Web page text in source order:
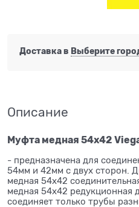
Доставка в Выберите
Описание
Муфта медная 54x42
- предназначена для
54мм и 42мм с двух сторон.
медная 54x42
медная 54x42 редукционная
соединяет только трубы